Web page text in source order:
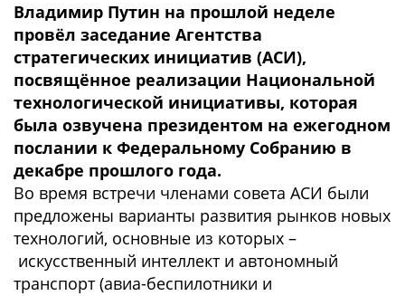
Владимир Путин на прошлой неделе
провёл заседание Агентства
стратегических инициатив (АСИ),
посвящённое реализации Национальной
технологической инициативы, которая
была озвучена президентом на ежегодном
послании к Федеральному Собранию в
декабре прошлого года.
Во время встречи членами совета АСИ были
предложены варианты развития рынков новых
технологий, основные из которых –
искусственный интеллект и автономный
транспорт (авиа-беспилотники и